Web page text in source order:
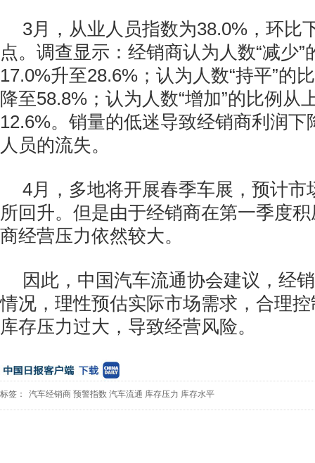
3月，从业人员指数为38.0%，环比
点。调查显示：经销商认为人数“减少”
17.0%升至28.6%；认为人数“持平”的
降至58.8%；认为人数“增加”的比例从
12.6%。销量的低迷导致经销商利润下
人员的流失。
4月，多地将开展春季车展，预计市
所回升。但是由于经销商在第一季度
商经营压力依然较大。
因此，中国汽车流通协会建议，经
情况，理性预估实际市场需求，合理
库存压力过大，导致经营风险。
标签： 汽车经销商 预警指数 汽车流通 库存压力 库存水平